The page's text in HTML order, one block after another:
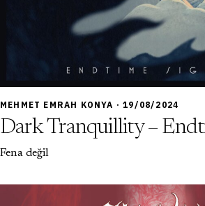
7,0
MEHMET EMRAH KONYA · 19/08/2024
Dark Tranquillity –
Fena değil